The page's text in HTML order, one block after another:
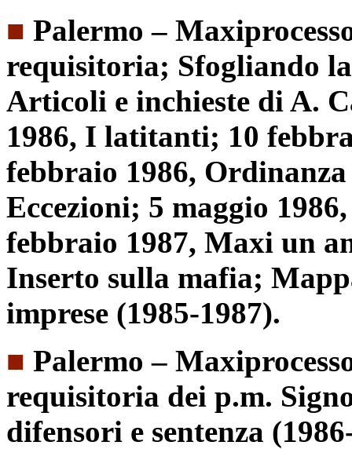
■ Palermo –
requisitoria; Sfogliando
Articoli e inchieste di A.
1986, I latitanti; 10
febbraio 1986,
Eccezioni; 5 maggio
febbraio 1987, Maxi un
Inserto sulla mafia;
imprese (1985-1987).
■ Palermo –
requisitoria dei p.m.
difensori e sentenza